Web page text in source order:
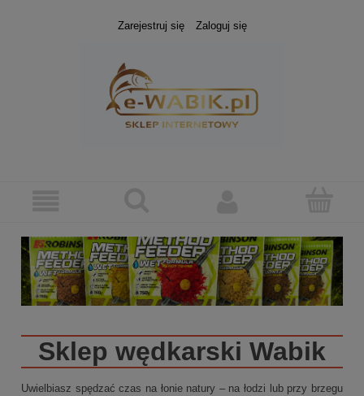
Zarejestruj się Zaloguj się
Sklep wędkarski Wabik
Uwielbiasz spędzać czas na łonie natury – na łodzi lub przy brzegu